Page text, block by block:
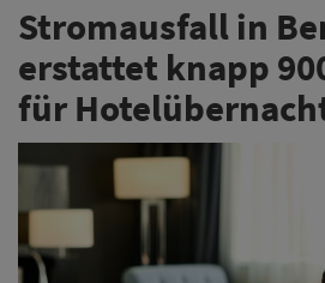
Stromausfall in
erstattet knapp
für